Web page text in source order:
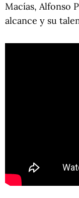
Macías, Alfonso
alcance y su